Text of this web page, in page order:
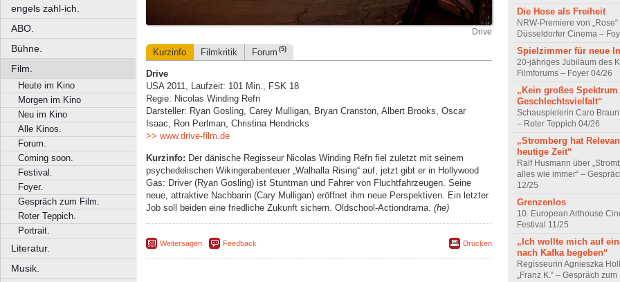
engels zahl-ich.
ABO.
Bühne.
Film.
Heute im Kino
Morgen im Kino
Neu im Kino
Alle Kinos.
Forum.
Coming soon.
Festival.
Foyer.
Gespräch zum Film.
Roter Teppich.
Portrait.
Literatur.
Musik.
Drive
Kurzinfo Filmkritik Forum (5)
Drive
USA 2011, Laufzeit: 101 Min., FSK 18
Regie: Nicolas Winding Refn
Darsteller: Ryan Gosling, Carey Mulligan, Bryan Cranston, Albert Brooks, Oscar
Isaac, Ron Perlman, Christina Hendricks
>> www.drive-film.de
Kurzinfo: Der dänische Regisseur Nicolas Winding Refn fiel zuletzt mit seinem
psychedelischen Wikingerabenteuer „Walhalla Rising“ auf, jetzt gibt er in Hollywood
Gas: Driver (Ryan Gosling) ist Stuntman und Fahrer von Fluchtfahrzeugen. Seine
neue, attraktive Nachbarin (Cary Mulligan) eröffnet ihm neue Perspektiven. Ein letzter
Job soll beiden eine friedliche Zukunft sichern. Oldschool-Actiondrama. (he)
Weitersagen Feedback Drucken
Die Hose als Freiheit
NRW-Premiere von „Rose“
Düsseldorfer Cinema –
Spielzimmer für neue
20-jähriges Jubiläum des
Filmforums – Foyer 04/26
„Kein großes Spektrum
Geschlechtsvielfalt“
Schauspielerin Caro Braun
– Roter Teppich 04/26
„Stromberg hat
heutige Zeit“
Ralf Husmann über
alles wie immer“ –
12/25
Grenzenlos
10. European Arthouse
Festival 11/25
„Ich wollte mich auf
nach Kafka begeben“
Regisseurin Agnieszka
„Franz K.“ – Gespräch